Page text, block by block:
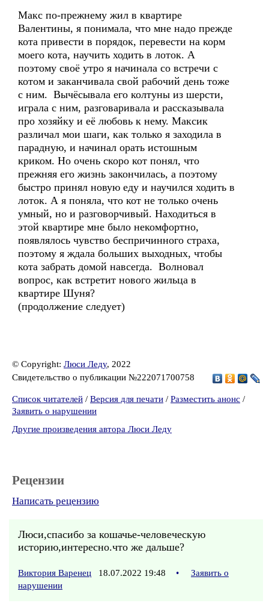
Макс по-прежнему жил в квартире
Валентины, я понимала, что мне надо прежде
кота привести в порядок, перевести на корм
моего кота, научить ходить в лоток. А
поэтому своё утро я начинала со встречи с
котом и заканчивала свой рабочий день тоже
с ним. Вычёсывала его колтуны из шерсти,
играла с ним, разговаривала и рассказывала
про хозяйку и её любовь к нему. Максик
различал мои шаги, как только я заходила в
парадную, и начинал орать истошным
криком. Но очень скоро кот понял, что
прежняя его жизнь закончилась, а поэтому
быстро принял новую еду и научился ходить в
лоток. А я поняла, что кот не только очень
умный, но и разговорчивый. Находиться в
этой квартире мне было некомфортно,
появлялось чувство беспричинного страха,
поэтому я ждала больших выходных, чтобы
кота забрать домой навсегда. Волновал
вопрос, как встретит нового жильца в
квартире Шуня?
(продолжение следует)
© Copyright: Люси Леду, 2022
Свидетельство о публикации №222071700758
Список читателей / Версия для печати / Разместить анонс /
Заявить о нарушении
Другие произведения автора Люси Леду
Рецензии
Написать рецензию
Люси,спасибо за кошачье-человеческую
историю,интересно.что же дальше?
Виктория Варенец 18.07.2022 19:48 •
Заявить о
нарушении